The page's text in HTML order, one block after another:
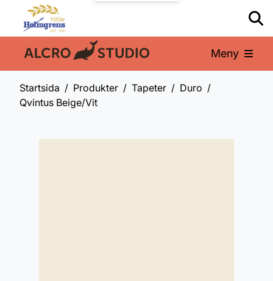
En del av: Meny
Startsida Produkter Tapeter
Duro
Qvintus Beige/Vit